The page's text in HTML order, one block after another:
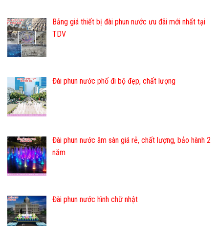
Bảng giá thiết bị đài phun nước ưu đãi mới nhất tại
TDV
Đài phun nước phố đi bộ đẹp, chất lượng
Đài phun nước âm sàn giá rẻ, chất lượng, bảo hành 2
năm
Đài phun nước hình chữ nhật